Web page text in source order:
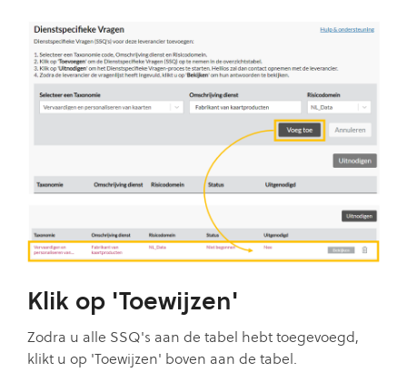
Klik op 'Toewijzen'
Zodra u alle SSQ's aan de tabel hebt toegevoegd,
klikt u op 'Toewijzen' boven aan de tabel.